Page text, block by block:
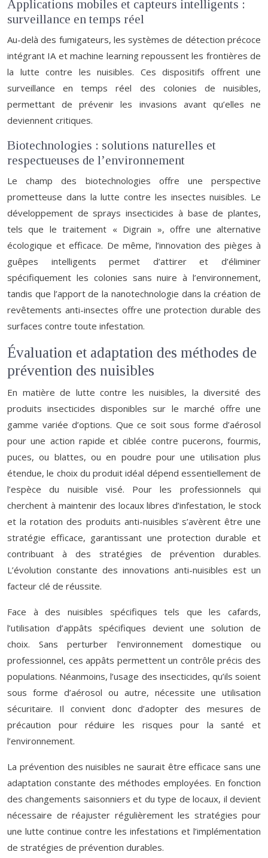
Applications mobiles et capteurs intelligents :
surveillance en temps réel
Au-delà des fumigateurs, les systèmes de détection précoce
intégrant IA et machine learning repoussent les frontières de
la lutte contre les nuisibles. Ces dispositifs offrent une
surveillance en temps réel des colonies de nuisibles,
permettant de prévenir les invasions avant qu’elles ne
deviennent critiques.
Biotechnologies : solutions naturelles et
respectueuses de l’environnement
Le champ des biotechnologies offre une perspective
prometteuse dans la lutte contre les insectes nuisibles. Le
développement de sprays insecticides à base de plantes,
tels que le traitement « Digrain », offre une alternative
écologique et efficace. De même, l’innovation des pièges à
guêpes intelligents permet d’attirer et d’éliminer
spécifiquement les colonies sans nuire à l’environnement,
tandis que l’apport de la nanotechnologie dans la création de
revêtements anti-insectes offre une protection durable des
surfaces contre toute infestation.
Évaluation et adaptation des méthodes de
prévention des nuisibles
En matière de lutte contre les nuisibles, la diversité des
produits insecticides disponibles sur le marché offre une
gamme variée d’options. Que ce soit sous forme d’aérosol
pour une action rapide et ciblée contre pucerons, fourmis,
puces, ou blattes, ou en poudre pour une utilisation plus
étendue, le choix du produit idéal dépend essentiellement de
l’espèce du nuisible visé. Pour les professionnels qui
cherchent à maintenir des locaux libres d’infestation, le stock
et la rotation des produits anti-nuisibles s’avèrent être une
stratégie efficace, garantissant une protection durable et
contribuant à des stratégies de prévention durables.
L’évolution constante des innovations anti-nuisibles est un
facteur clé de réussite.
Face à des nuisibles spécifiques tels que les cafards,
l’utilisation d’appâts spécifiques devient une solution de
choix. Sans perturber l’environnement domestique ou
professionnel, ces appâts permettent un contrôle précis des
populations. Néanmoins, l’usage des insecticides, qu’ils soient
sous forme d’aérosol ou autre, nécessite une utilisation
sécuritaire. Il convient donc d’adopter des mesures de
précaution pour réduire les risques pour la santé et
l’environnement.
La prévention des nuisibles ne saurait être efficace sans une
adaptation constante des méthodes employées. En fonction
des changements saisonniers et du type de locaux, il devient
nécessaire de réajuster régulièrement les stratégies pour
une lutte continue contre les infestations et l’implémentation
de stratégies de prévention durables.